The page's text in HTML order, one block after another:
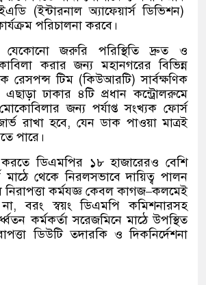
(ইন্টারনাল অ্যাফেয়ার্স ডিভিশন)
পরিচালনা করবে।
যেকোনো জরুরি পরিস্থিতি দ্রুত ও
করার জন্য মহানগরের বিভিন্ন
রেসপন্স টিম (কিউআরটি)সার্বক্ষণিক
এছাড়া ঢাকার ৪টি প্রধান কন্ট্রোলরুমে
জন্য পর্যাপ্ত সংখ্যক ফোর্স
রাখা হবে, যেন ডাক পাওয়া মাত্রই
পারে।
করতে ডিএমপির ১৮ হাজারেরও বেশি
থেকে নিরলসভাবে দায়িত্ব পালন
কর্মযজ্ঞ কেবল কাগজ–কলমেই
,বরং স্বয়ং ডিএমপি কমিশনারসহ
কর্মকর্তা সরেজমিনে মাঠে উপস্থিত
ডিউটি তদারকি ও দিকনির্দেশনা